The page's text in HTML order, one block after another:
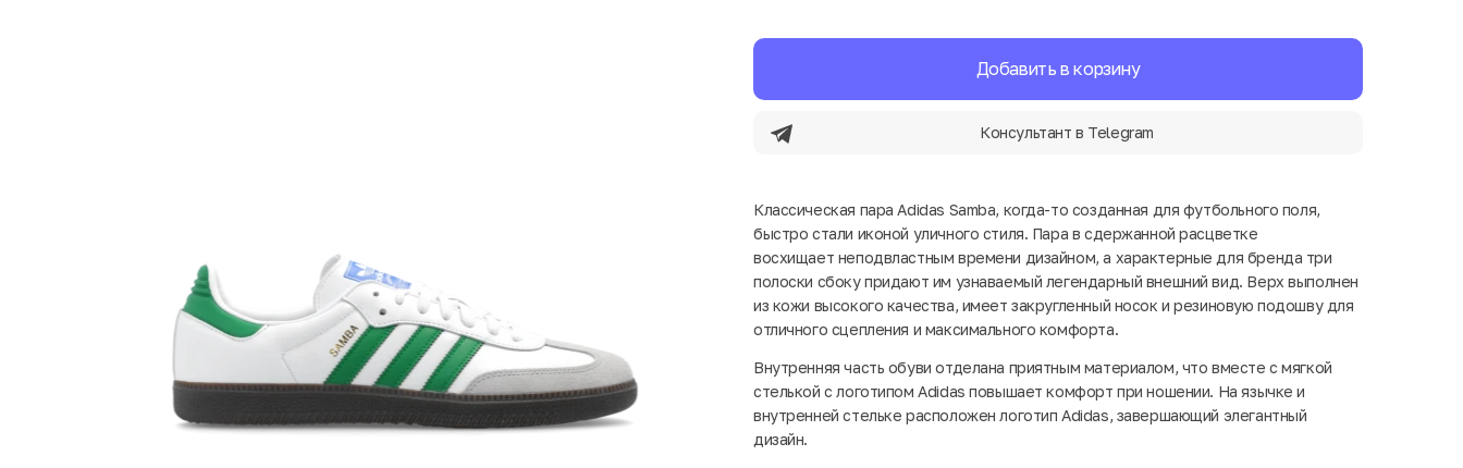
Добавить в корзину
Консультант в Telegram
Классическая пара Adidas Samba, когда-то созданная для футбольного поля,
быстро стали иконой уличного стиля. Пара в сдержанной расцветке
восхищает неподвластным времени дизайном, а характерные для бренда три
полоски сбоку придают им узнаваемый легендарный внешний вид. Верх выполнен
из кожи высокого качества, имеет закругленный носок и резиновую подошву для
отличного сцепления и максимального комфорта.
Внутренняя часть обуви отделана приятным материалом, что вместе с мягкой
стелькой с логотипом Adidas повышает комфорт при ношении. На язычке и
внутренней стельке расположен логотип Adidas, завершающий элегантный
дизайн.